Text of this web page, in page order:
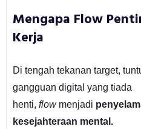
Mengapa Flow
Kerja
Di tengah tekanan target,
gangguan digital yang tiada
henti, flowmenjadi
kesejahteraan mental.